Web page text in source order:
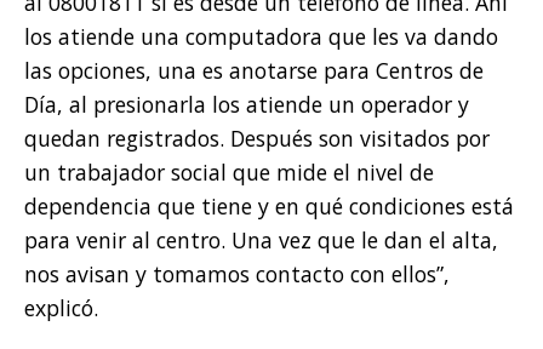
los atiende una computadora que les va dando
las opciones, una es anotarse para Centros de
Día, al presionarla los atiende un operador y
quedan registrados. Después son visitados por
un trabajador social que mide el nivel de
dependencia que tiene y en qué condiciones está
para venir al centro. Una vez que le dan el alta,
nos avisan y tomamos contacto con ellos”,
explicó.